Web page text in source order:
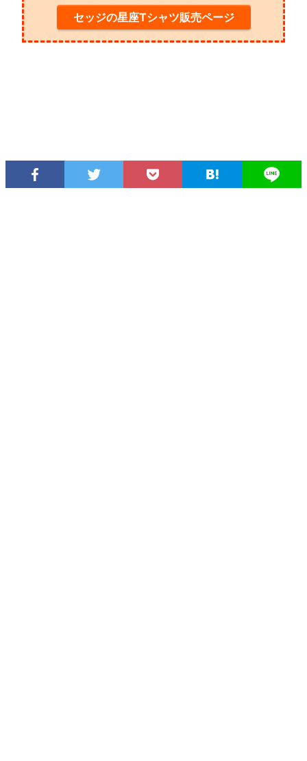
セッジの星座Tシャツ販売ページ